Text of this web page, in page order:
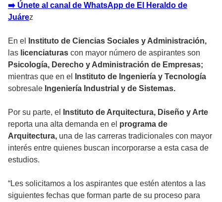
➡️ Únete al canal de WhatsApp de El Heraldo de
Juárez
En el
Instituto de Ciencias Sociales y Administración,
las licenciaturas con mayor número de aspirantes son
Psicología, Derecho y Administración de Empresas;
mientras que en el
Instituto de Ingeniería y Tecnología
sobresale Ingeniería Industrial y de Sistemas.
Por su parte, el
Instituto de Arquitectura, Diseño y Arte
reporta una alta demanda en el programa de
Arquitectura, una de las carreras tradicionales con mayor
interés entre quienes buscan incorporarse a esta casa de
estudios.
“Les solicitamos a los aspirantes que estén atentos a las
siguientes fechas que forman parte de su proceso para